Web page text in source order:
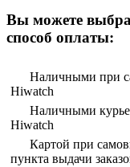
Вы можете
способ оплаты:
Наличными при
Hiwatch
Наличными
Hiwatch
Картой при
пункта выдачи